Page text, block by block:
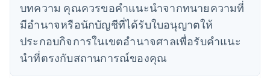
บทความ คุณควรขอคําแนะนําจากทนายความที่
มีอํานาจหรือนักบัญชีที่ได้รับใบอนุญาตให้
ประกอบกิจการในเขตอํานาจศาลเพื่อรับคําแนะ
นําที่ตรงกับสถานการณ์ของคุณ
เดนมาร์ก
English
ไทย
ไทยEnglish
นอร์เวย์